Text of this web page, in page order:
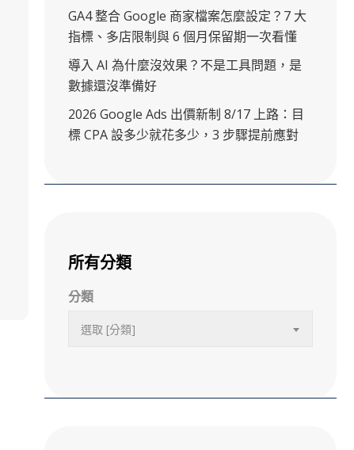
GA4 整合 Google 商家檔案怎麼設定？7 大
指標、多店限制與 6 個月保留期一次看懂
導入 AI 為什麼沒效果？不是工具問題，是
數據還沒準備好
2026 Google Ads 出價新制 8/17 上路：目
標 CPA 設多少就花多少，3 步驟提前應對
所有分類
分類
選取 [分類]